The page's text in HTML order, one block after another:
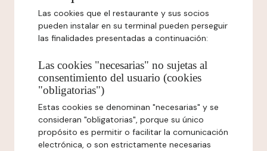
Las cookies que el restaurante y sus socios
pueden instalar en su terminal pueden perseguir
las finalidades presentadas a continuación:
Las cookies "necesarias" no sujetas al
consentimiento del usuario (cookies
"obligatorias")
Estas cookies se denominan "necesarias" y se
consideran "obligatorias", porque su único
propósito es permitir o facilitar la comunicación
electrónica, o son estrictamente necesarias